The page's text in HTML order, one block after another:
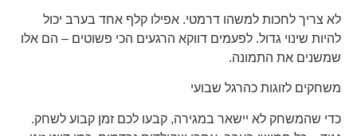
לא צריך לחכות למשהו דרמטי. אפילו קלף אחד בערב יכול
להיות שינוי גדול. לפעמים דווקא הרגעים הכי פשוטים – הם אלו
שמשנים את התמונה.
משחקים לזוגות כהרגל שבועי
כדי שהמשחק לא יישאר במגירה, קבעו לכם זמן קבוע לשחק.